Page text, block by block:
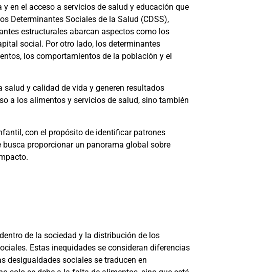
en el acceso a servicios de salud y educación que
Determinantes Sociales de la Salud (CDSS),
estructurales abarcan aspectos como los
social. Por otro lado, los determinantes
los comportamientos de la población y el
y calidad de vida y generen resultados
a los alimentos y servicios de salud, sino también
con el propósito de identificar patrones
proporcionar un panorama global sobre
de la sociedad y la distribución de los
Estas inequidades se consideran diferencias
desigualdades sociales se traducen en